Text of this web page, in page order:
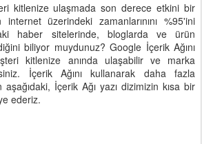
kitlenize ulaşmada son derece etkini bir
üzerindeki zamanlarınını %95'ini
haber sitelerinde, bloglarda ve ürün
biliyor muydunuz? Google İçerik Ağını
kitlenize anında ulaşabilir ve marka
İçerik Ağını kullanarak daha fazla
İçerik Ağı yazı dizimizin kısa bir
ederiz.